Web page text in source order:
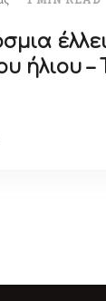
ήλιου –